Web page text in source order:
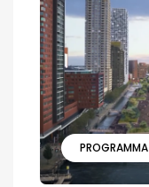
PROGRAMMA